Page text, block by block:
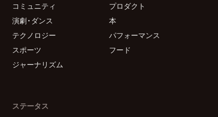
コミュニティ
プロダクト
演劇・ダンス
本
テクノロジー
パフォーマンス
スポーツ
フード
ジャーナリズム
ステータス